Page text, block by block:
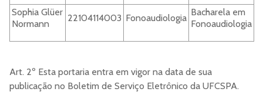
Sophia Glüer
Normann
22104114003 Fonoaudiologia
Bacharela em
Fonoaudiologia
Art. 2º Esta portaria entra em vigor na data de sua
publicação no Boletim de Serviço Eletrônico da UFCSPA.